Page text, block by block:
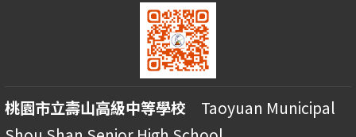
桃園市立壽山高級中等學校 Taoyuan Municipal